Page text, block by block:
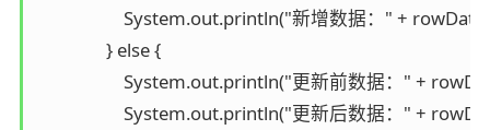
System.out.println("新增数据：" +
                } else {
System.out.println("更新前数据：" +
System.out.println("更新后数据：" +